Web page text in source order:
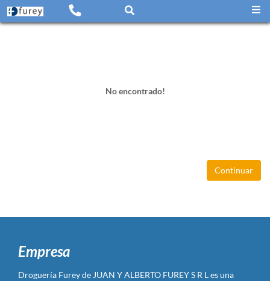
No encontrado!
Continuar
Empresa
Droguería Furey de JUAN Y ALBERTO FUREY S R L es una